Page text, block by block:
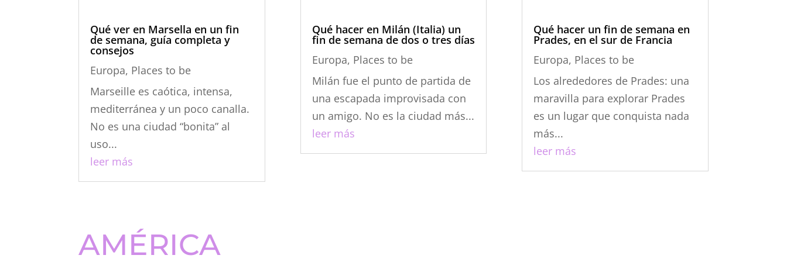
mediterránea y un poco canalla.
No es una ciudad “bonita” al
leer más
Qué hacer en Milán (Italia) un
fin de semana de dos o tres días
Europa, Places to be
Milán fue el punto de partida de
una escapada improvisada con
un amigo. No es la ciudad más...
leer más
Qué hacer un fin de semana en
Prades, en el sur de Francia
Europa, Places to be
Los alrededores de Prades: una
maravilla para explorar Prades
es un lugar que conquista nada
más...
leer más
AMÉRICA